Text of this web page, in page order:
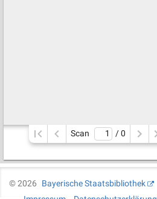
Scan / 0
©2026
Bayerische Staatsbibliothek